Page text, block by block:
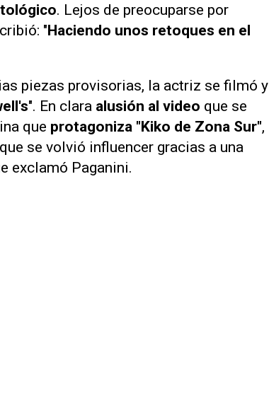
. Lejos de preocuparse por
"Haciendo unos retoques en el
piezas provisorias, la actriz se filmó y
". En clara alusión al video que se
que protagoniza "Kiko de Zona Sur",
se volvió influencer gracias a una
exclamó Paganini.